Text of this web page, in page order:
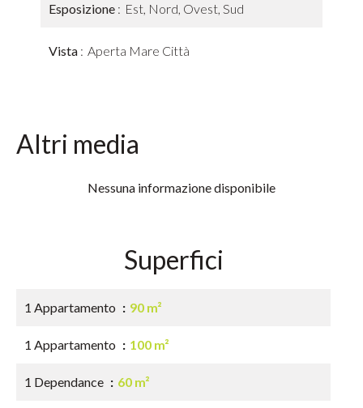
Esposizione Est, Nord, Ovest, Sud
Vista Aperta Mare Città
Altri media
Nessuna informazione disponibile
Superfici
1 Appartamento 90 m²
1 Appartamento 100 m²
1 Dependance 60 m²